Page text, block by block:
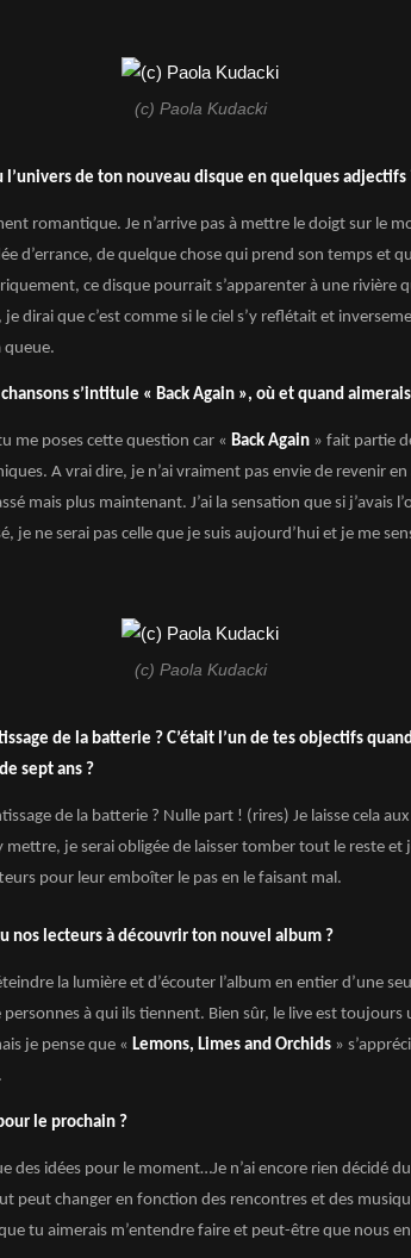
(c) Paola Kudacki
de ton nouveau disque en quelques adjectifs
romantique. Je n’arrive pas à mettre le doigt sur le
d’errance, de quelque chose qui prend son temps et
ce disque pourrait s’apparenter à une rivière
je dirai que c’est comme si le ciel s’y reflétait et
queue.
s’intitule « Back Again », où et quand
me poses cette question car « Back Again » fait partie
A vrai dire, je n’ai vraiment pas envie de revenir en
mais plus maintenant. J’ai la sensation que si j’avais
je ne serai pas celle que je suis aujourd’hui et je me
(c) Paola Kudacki
de la batterie ? C’était l’un de tes objectifs
sept ans ?
de la batterie ? Nulle part ! (rires) Je laisse cela
mettre, je serai obligée de laisser tomber tout le reste et
pour leur emboîter le pas en le faisant mal.
nos lecteurs à découvrir ton nouvel album ?
la lumière et d’écouter l’album en entier d’une
à qui ils tiennent. Bien sûr, le live est toujours
je pense que « Lemons, Limes and Orchids »
le prochain ?
des idées pour le moment…Je n’ai encore rien décidé
peut changer en fonction des rencontres et des
tu aimerais m’entendre faire et peut-être que nous